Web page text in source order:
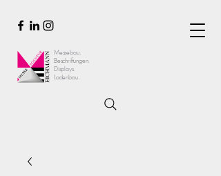
Messebau.
Beschriftungen.
Displays.
Ladenbau.